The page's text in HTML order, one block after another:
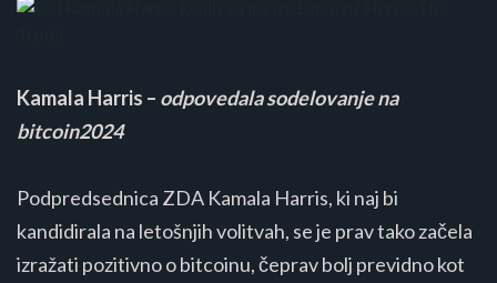
Kamala Harris – odpovedala sodelovanje na
bitcoin2024
Podpredsednica ZDA Kamala Harris, ki naj bi
kandidirala na letošnjih volitvah, se je prav tako začela
izražati pozitivno o bitcoinu, čeprav bolj previdno kot